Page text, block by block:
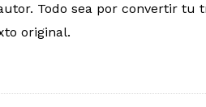
Todo sea por convertir tu
original.